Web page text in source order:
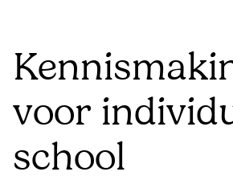
voor
school